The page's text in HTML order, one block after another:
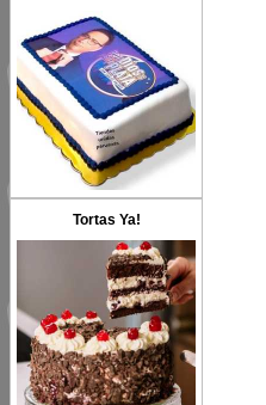
Tortas Ya!